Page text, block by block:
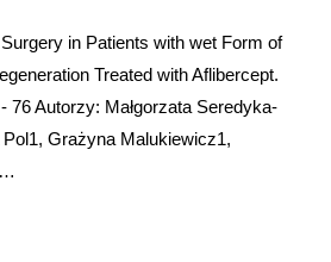
in Patients with wet Form of
Treated with Aflibercept.
76 Autorzy: Małgorzata Seredyka-
Grażyna Malukiewicz1,